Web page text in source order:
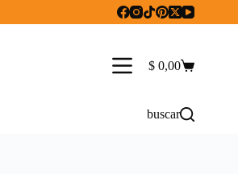
Carro
$ 0,00
buscar